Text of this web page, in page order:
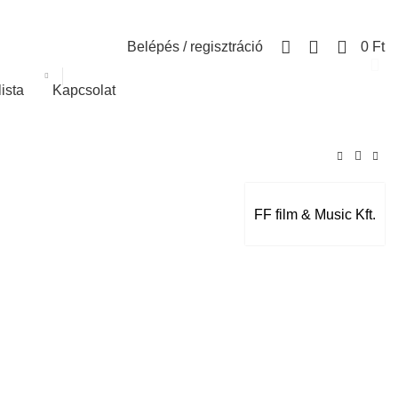
Belépés / regisztráció 0 Ft
Kapcsolat
FF film & Music Kft.